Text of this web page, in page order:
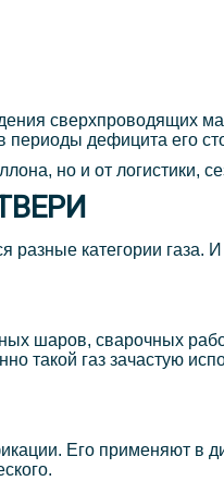
сверхпроводящих
дефицита его
но и от логистики,
разные категории газа.
шаров, сварочных
такой газ зачастую
Его применяют